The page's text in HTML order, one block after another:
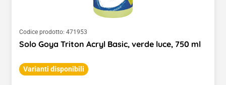
Codice prodotto: 471953
Solo Goya Triton Acryl Basic, verde luce, 750 ml
Varianti disponibili